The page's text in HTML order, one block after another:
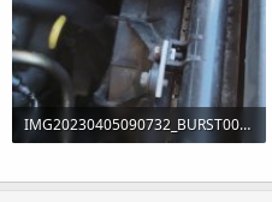
IMG20230405090732_BURST001.jpg